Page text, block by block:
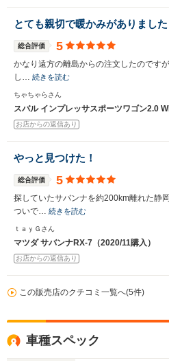
とても親切で暖かみがありました
総合評価 5
かなり遠方の離島からの注文したのです
し… 続きを読む
ちゃちゃらさん
スバル インプレッサスポーツワゴン2.0
お店からの返信あり
やっと見つけた！
総合評価 5
探していたサバンナを約200km離れた静
ついで… 続きを読む
ｔａｙＧさん
マツダ サバンナRX-7（2020/11購入）
お店からの返信あり
この販売店のクチコミ一覧へ(5件)
車種スペック